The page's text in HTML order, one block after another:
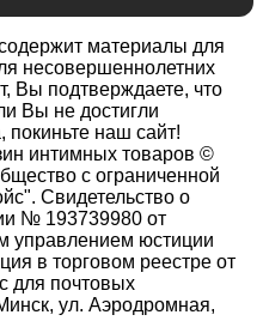
материалы для
несовершеннолетних
Вы подтверждаете, что
Вы не достигли
покиньте наш сайт!
интимных товаров ©
с ограниченной
Свидетельство о
№ 193739980 от
управлением юстиции
в торговом реестре от
для почтовых
ул. Аэродромная,